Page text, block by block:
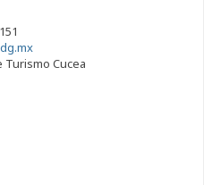
Turismo Cucea